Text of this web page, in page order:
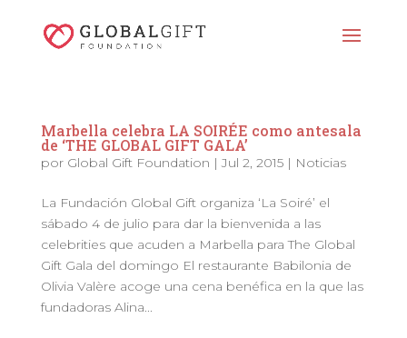
Marbella celebra LA SOIRÉE como antesala
de ‘THE GLOBAL GIFT GALA’
por Global Gift Foundation |Jul 2, 2015| Noticias
La Fundación Global Gift organiza ‘La Soiré’ el
sábado 4 de julio para dar la bienvenida a las
celebrities que acuden a Marbella para The Global
Gift Gala del domingo El restaurante Babilonia de
Olivia Valère acoge una cena benéfica en la que las
fundadoras Alina...